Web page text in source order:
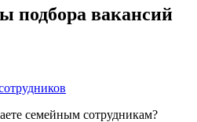
подбора вакансий
семейным сотрудникам?